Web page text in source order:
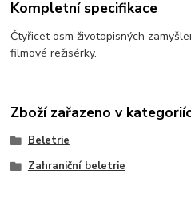
Kompletní specifikace
Čtyřicet osm životopisných
filmové režisérky.
Zboží zařazeno v
Beletrie
Zahraniční beletrie